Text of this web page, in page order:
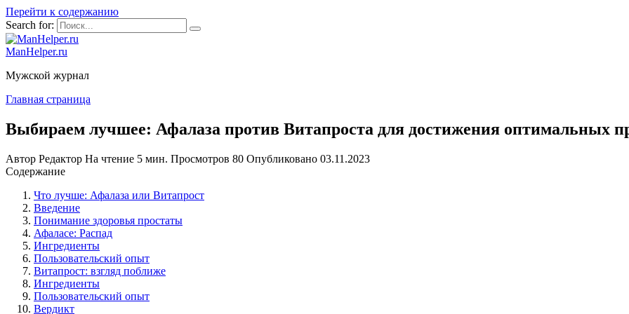
Перейти к содержанию
Search for:
ManHelper.ru
Мужской журнал
Главная страница
Выбираем лучшее: Афалаза против Витапроста для достижения оптимальных
Автор Редактор На чтение 5 мин. Просмотров 80 Опубликовано 03.11.2023
Содержание
Что лучше: Афалаза или Витапрост
Введение
Понимание здоровья простаты
Афаласе: Распад
Ингредиенты
Пользовательский опыт
Витапрост: взгляд поближе
Ингредиенты
Пользовательский опыт
Вердикт